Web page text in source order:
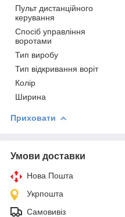
Пульт дистанційного
керування
Спосіб управління
воротами
Тип виробу
Тип відкривання воріт
Колір
Ширина
Приховати
Умови доставки
Нова Пошта
Укрпошта
Самовивіз